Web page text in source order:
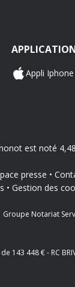
Appli
est noté
presse
Gestion des
Groupe Notariat
448 € - RC